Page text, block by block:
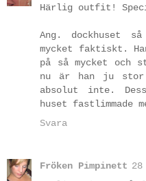
Härlig outfit!
Ang. dockhuset
mycket faktiskt.
på så mycket och
nu är han ju
absolut inte.
huset fastlimmade
Svara
Fröken Pimpinett